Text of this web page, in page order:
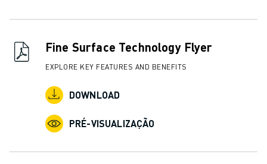
CARREIRA
JUNTE-SE A NÓS » PORTAL DE EMPREGO
LOCALIZAÇÕES
Fine Surface Technology Flyer
EXPLORE KEY FEATURES AND BENEFITS
DOWNLOAD
PRÉ-VISUALIZAÇÃO